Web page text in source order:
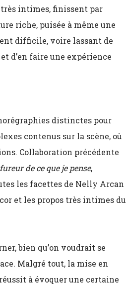
très intimes, finissent par
riche, puisée à même une
difficile, voire lassant de
d’en faire une expérience
distinctes pour
contenus sur la scène, où
Collaboration précédente
de ce que je pense,
les facettes de Nelly Arcan
et les propos très intimes du
bien qu’on voudrait se
Malgré tout, la mise en
à évoquer une certaine